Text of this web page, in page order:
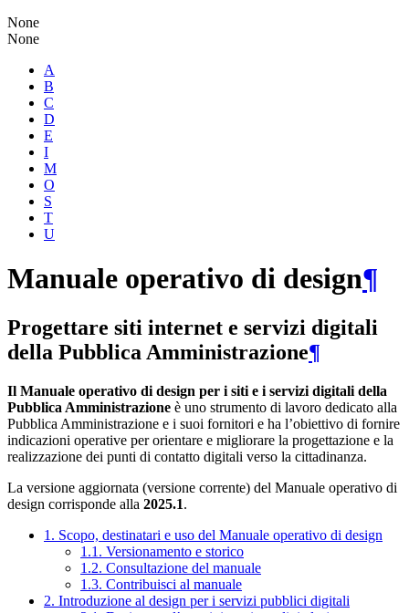
None
None
A
B
C
D
E
I
M
O
S
T
U
Manuale operativo di design¶
Progettare siti internet e servizi digitali
della Pubblica Amministrazione¶
Il Manuale operativo di design per i siti e i servizi digitali della
Pubblica Amministrazione è uno strumento di lavoro dedicato alla
Pubblica Amministrazione e i suoi fornitori e ha l’obiettivo di fornire
indicazioni operative per orientare e migliorare la progettazione e la
realizzazione dei punti di contatto digitali verso la cittadinanza.
La versione aggiornata (versione corrente) del Manuale operativo di
design corrisponde alla 2025.1.
1. Scopo, destinatari e uso del Manuale operativo di design
1.1. Versionamento e storico
1.2. Consultazione del manuale
1.3. Contribuisci al manuale
2. Introduzione al design per i servizi pubblici digitali